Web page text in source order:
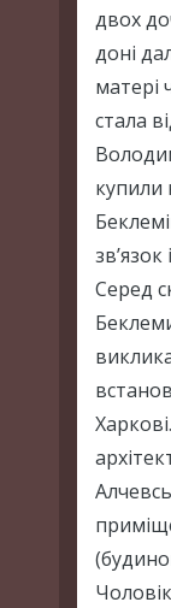
двох
доні
матері
стала
купили
Серед